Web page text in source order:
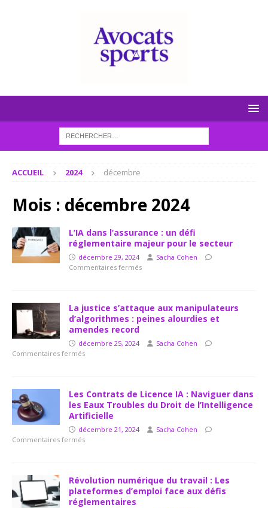
ACCUEIL 2024 décembre
Mois : décembre 2024
L’IA dans l’assurance : un défi
réglementaire majeur pour le secteur
décembre 29, 2024
Sacha Cohen
Commentaires fermés
La justice s’attaque aux manipulateurs
d’algorithmes : peines alourdies et
amendes record
décembre 25, 2024
Sacha Cohen
Commentaires fermés
Les Contrats de Licence IA : Naviguer dans
les Eaux Troubles du Droit de l’Intelligence
Artificielle
décembre 21, 2024
Sacha Cohen
Commentaires fermés
Révolution numérique du travail : Les
plateformes d’emploi face aux défis
réglementaires